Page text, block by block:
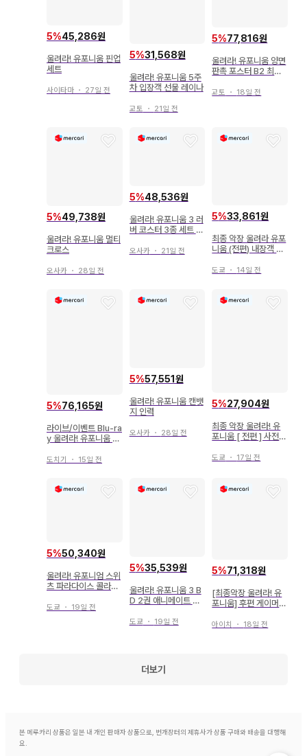
5%45,286원
울려라! 유포니움 핀업
세트
사이타마 ・ 27일 전
5%31,568원
울려라! 유포니움 5주
차 입장객 선물 레이나
교토 ・ 21일 전
5%77,816원
울려라! 유포니움 양면
판촉 포스터 B2 최종
교토 ・ 18일 전
5%49,738원
울려라! 유포니움 멀티
크로스
오사카 ・ 28일 전
5%48,536원
울려라! 유포니움 3 러
버 코스터 3종 세트 2
오사카・ 21일 전
5%33,861원
최종 악장 울려라 유포
니움 (전편) 내장객 혜
(사리) 1주차
도쿄 ・ 14일 전
5%76,165원
라이브/이벤트 Blu-ra
y 울려라! 유포니움 공
년 기념 공연
도치기 ・ 15일 전
5%57,551원
울려라! 유포니움 캔뱃
지 인력
오사카・ 28일 전
5%27,904원
최종 악장 울려라! 유
포니움 [ 전편 ] 사전
비 티켓 슬리브
도쿄 ・ 17일 전
5%50,340원
울려라! 유포니엄 스위
츠 파라다이스 콜라보
이나
도쿄 ・ 19일 전
5%35,539원
울려라! 유포니움 3 B
D 2권 애니메이트 특
도쿄 ・ 19일 전
5%71,318원
[최종악장 울려라! 유
포니움] 후편 게이머즈
터 세트
아이치 ・ 18일 전
더보기
본 메루카리 상품은 일본 내 개인 판매자 상품으로, 번개장터의 제휴사가 상품 구매와 배송을 대행해
요.